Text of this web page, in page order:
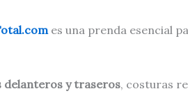
es una prenda esencial
delanteros y traseros, costuras